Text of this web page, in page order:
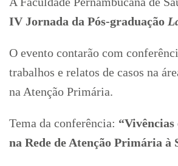
IV Jornada da Pós-graduação
O evento contarão com
trabalhos e relatos de casos na
na Atenção Primária.
Tema da conferência: “Vivências
na Rede de Atenção Primária à